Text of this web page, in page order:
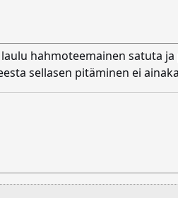
hahmoteemainen satuta
sellasen pitäminen ei